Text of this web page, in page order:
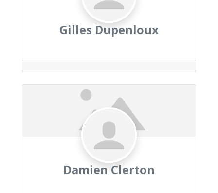
Gilles Dupenloux
Damien Clerton